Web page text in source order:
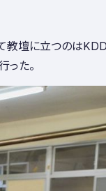
教壇に立つのは
た。